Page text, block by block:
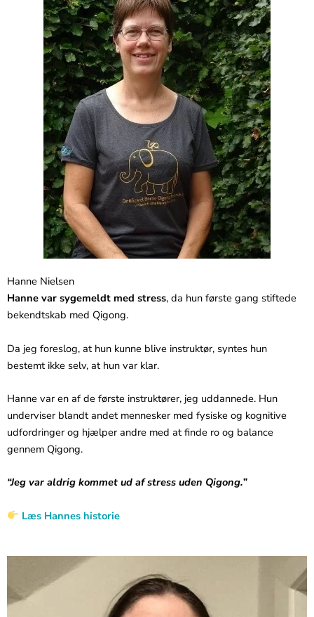
Hanne Nielsen
Hanne var sygemeldt med stress, da hun første gang stiftede
bekendtskab med Qigong.
Da jeg foreslog, at hun kunne blive instruktør, syntes hun
bestemt ikke selv, at hun var klar.
Hanne var en af de første instruktører, jeg uddannede. Hun
underviser blandt andet mennesker med fysiske og kognitive
udfordringer og hjælper andre med at finde ro og balance
gennem Qigong.
“Jeg var aldrig kommet ud af stress uden Qigong.”
Læs Hannes historie